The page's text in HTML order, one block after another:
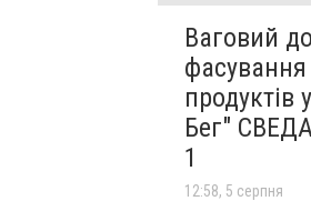
Ваговий
продуктів
Бег"
1
12:58, 5 серпня